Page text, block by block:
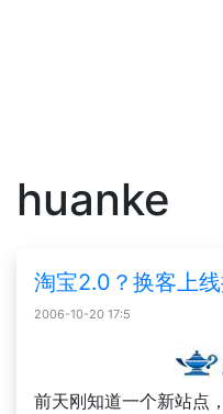
huanke
淘宝2.0？换客上
2006-10-20 17:5
前天刚知道一个新站点